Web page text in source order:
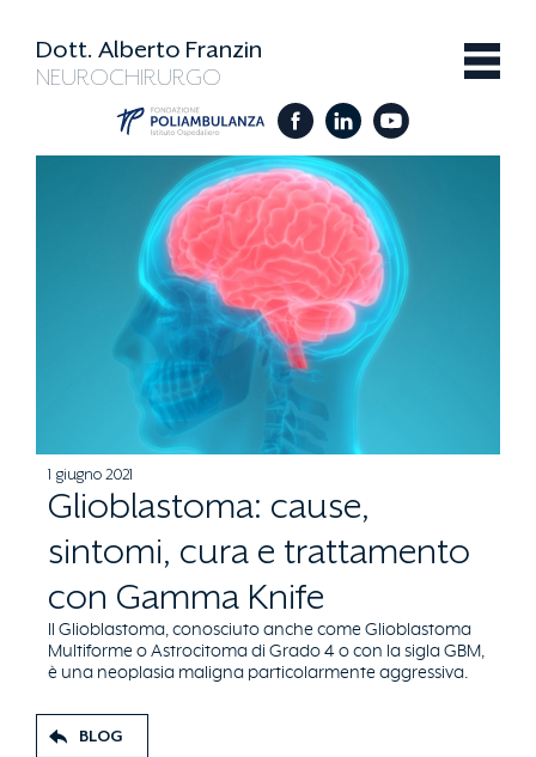
Dott. Alberto Franzin
NEUROCHIRURGO
1 giugno 2021
Glioblastoma: cause,
sintomi, cura e trattamento
con Gamma Knife
Il Glioblastoma, conosciuto anche come Glioblastoma
Multiforme o Astrocitoma di Grado 4 o con la sigla GBM,
è una neoplasia maligna particolarmente aggressiva.
BLOG